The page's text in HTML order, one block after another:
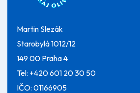
Martin Slezák
Starobylá 1012/12
149 00 Praha 4
Tel: +420 601 20 30 50
IČO: 01166905